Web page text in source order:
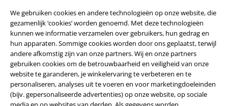
We gebruiken cookies en andere technologieën op onze website, die
gezamenlijk ‘cookies’ worden genoemd. Met deze technologieën
kunnen we informatie verzamelen over gebruikers, hun gedrag en
hun apparaten. Sommige cookies worden door ons geplaatst, terwijl
andere afkomstig zijn van onze partners. Wij en onze partners
gebruiken cookies om de betrouwbaarheid en veiligheid van onze
website te garanderen, je winkelervaring te verbeteren en te
personaliseren, analyses uit te voeren en voor marketingdoeleinden
(bijv. gepersonaliseerde advertenties) op onze website, op sociale
A Warner Music Group Company